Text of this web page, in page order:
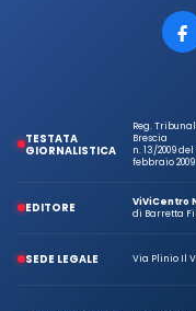
TESTATA
GIORNALISTICA
Reg.
Brescia
n. 13/2009 del
febbraio 2009
EDITORE
ViViCentro
di Barretta
SEDE LEGALE Via Plinio Il